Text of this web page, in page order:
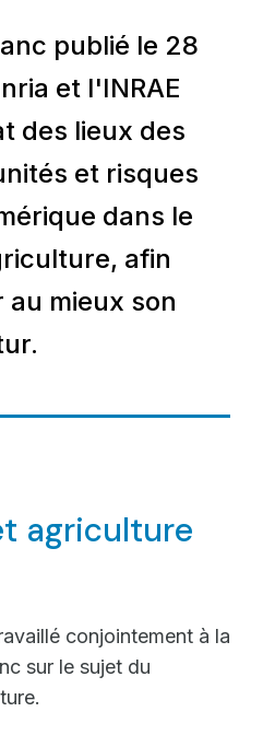
publié le 28
et l'INRAE
des lieux des
et risques
dans le
afin
au mieux son
agriculture
conjointement à la
sur le sujet du